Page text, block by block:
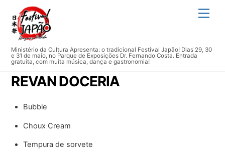
content
Ministério da Cultura Apresenta: o tradicional Festival Japão! Dias 29, 30
e 31 de maio, no Parque de Exposições Dr. Fernando Costa. Entrada
gratuita, com muita música, dança e gastronomia!
REVAN DOCERIA
Bubble
Choux Cream
Tempura de sorvete